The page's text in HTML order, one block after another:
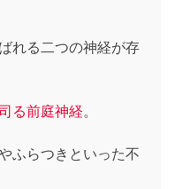
れる二つの神経が存
る前庭神経。
ふらつきといった不